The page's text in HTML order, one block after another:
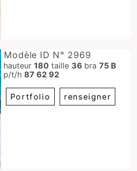
Modèle ID N° 2969
hauteur 180taille 36 bra 75 B
p/t/h 87 62 92
Portfolio renseigner